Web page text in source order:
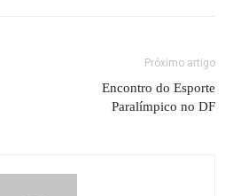
Próximo artigo
Encontro do Esporte
Paralímpico no DF